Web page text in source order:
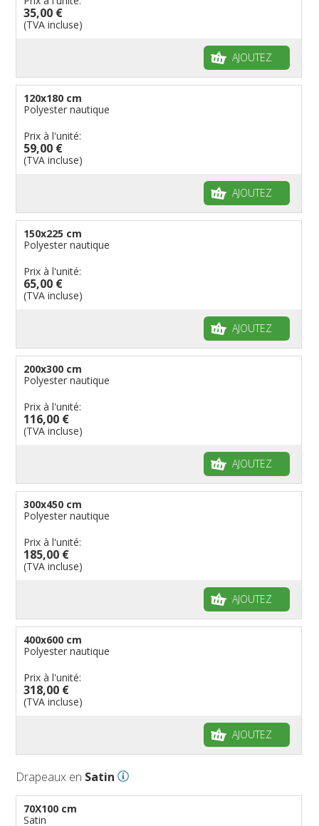
35,00 €
(TVA incluse)
AJOUTEZ
120x180 cm
Polyester nautique
Prix à l'unité:
59,00 €
(TVA incluse)
AJOUTEZ
150x225 cm
Polyester nautique
Prix à l'unité:
65,00 €
(TVA incluse)
AJOUTEZ
200x300 cm
Polyester nautique
Prix à l'unité:
116,00 €
(TVA incluse)
AJOUTEZ
300x450 cm
Polyester nautique
Prix à l'unité:
185,00 €
(TVA incluse)
AJOUTEZ
400x600 cm
Polyester nautique
Prix à l'unité:
318,00 €
(TVA incluse)
AJOUTEZ
Drapeaux en Satin
70X100 cm
Satin